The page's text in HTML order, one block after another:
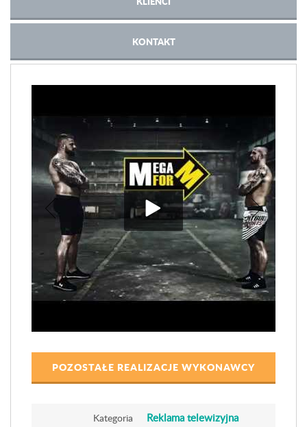
KONTAKT
POZOSTAŁE REALIZACJE WYKONAWCY
Kategoria Reklama telewizyjna